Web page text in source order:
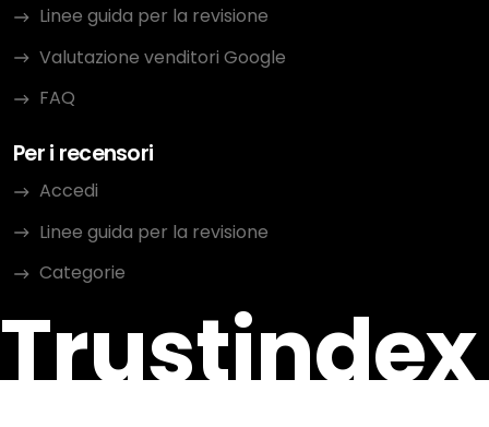
Linee guida per la revisione
Valutazione venditori Google
FAQ
Per i recensori
Accedi
Linee guida per la revisione
Categorie
Trustindex